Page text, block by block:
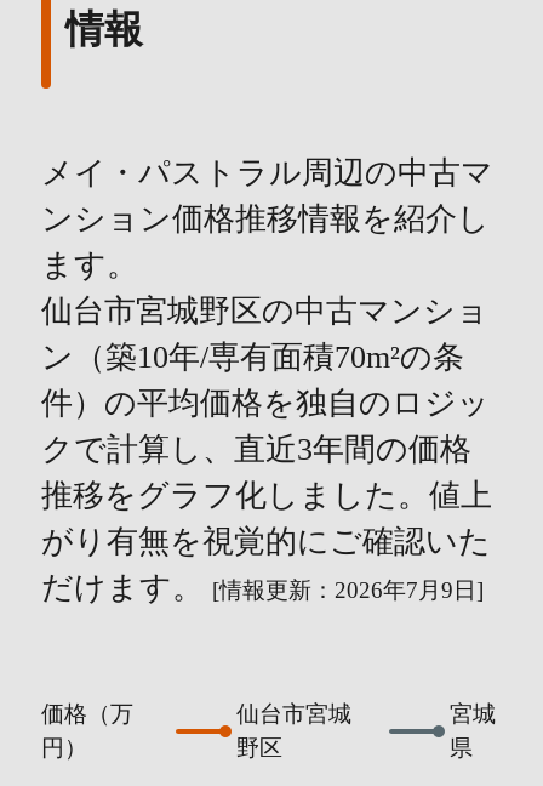
情報
メイ・パストラル周辺の中古マ
ンション価格推移情報を紹介し
ます。
仙台市宮城野区の中古マンショ
ン（築10年/専有面積70m²の条
件）の平均価格を独自のロジッ
クで計算し、直近3年間の価格
推移をグラフ化しました。値上
がり有無を視覚的にご確認いた
だけます。
[情報更新：2026年7月9日]
価格（万
円）
仙台市宮城
野区
宮城
県